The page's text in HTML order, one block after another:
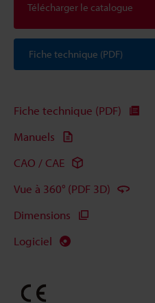
Télécharger le catalogue
Fiche technique (PDF)
Fiche technique (PDF)
Manuels
CAO / CAE
Vue à 360° (PDF 3D)
Dimensions
Logiciel